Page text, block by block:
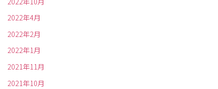
2022年4月
2022年2月
2022年1月
2021年11月
2021年10月